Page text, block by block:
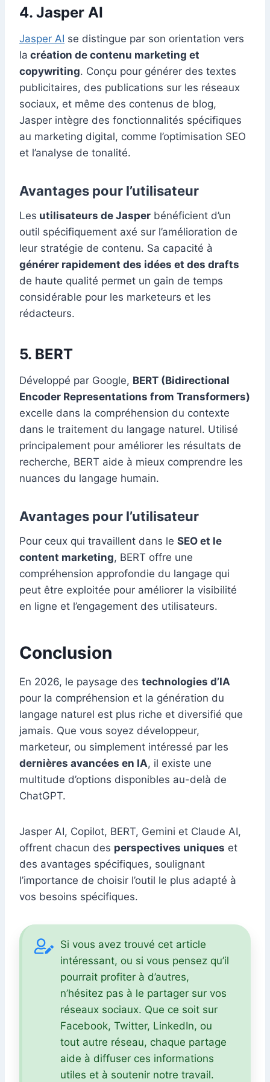
4. Jasper AI
Jasper AI se distingue par son orientation vers
la création de contenu marketing et
copywriting. Conçu pour générer des textes
publicitaires, des publications sur les réseaux
sociaux, et même des contenus de blog,
Jasper intègre des fonctionnalités spécifiques
au marketing digital, comme l’optimisation SEO
et l’analyse de tonalité.
Avantages pour l’utilisateur
Les utilisateurs de Jasper bénéficient d’un
outil spécifiquement axé sur l’amélioration de
leur stratégie de contenu. Sa capacité à
générer rapidement des idées et des drafts
de haute qualité permet un gain de temps
considérable pour les marketeurs et les
rédacteurs.
5. BERT
Développé par Google, BERT (Bidirectional
Encoder Representations from Transformers)
excelle dans la compréhension du contexte
dans le traitement du langage naturel. Utilisé
principalement pour améliorer les résultats de
recherche, BERT aide à mieux comprendre les
nuances du langage humain.
Avantages pour l’utilisateur
Pour ceux qui travaillent dans le SEO et le
content marketing, BERT offre une
compréhension approfondie du langage qui
peut être exploitée pour améliorer la visibilité
en ligne et l’engagement des utilisateurs.
Conclusion
En 2026, le paysage des technologies d’IA
pour la compréhension et la génération du
langage naturel est plus riche et diversifié que
jamais. Que vous soyez développeur,
marketeur, ou simplement intéressé par les
dernières avancées en IA, il existe une
multitude d’options disponibles au-delà de
ChatGPT.
Jasper AI, Copilot, BERT, Gemini et Claude AI,
offrent chacun des perspectives uniques et
des avantages spécifiques, soulignant
l’importance de choisir l’outil le plus adapté à
vos besoins spécifiques.
Si vous avez trouvé cet article
intéressant, ou si vous pensez qu’il
pourrait profiter à d’autres,
n’hésitez pas à le partager sur vos
réseaux sociaux. Que ce soit sur
Facebook, Twitter, LinkedIn, ou
tout autre réseau, chaque partage
aide à diffuser ces informations
utiles et à soutenir notre travail.